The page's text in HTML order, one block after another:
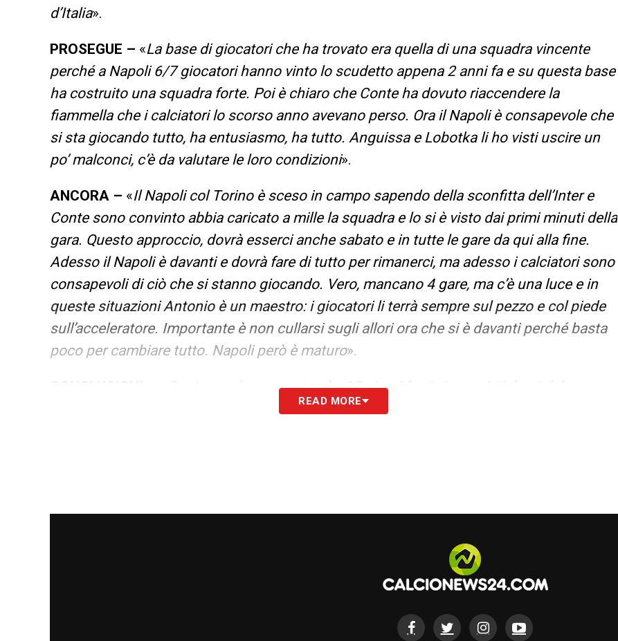
d’Italia».
PROSEGUE – «La base di giocatori che ha trovato era quella di una squadra vincente
perché a Napoli 6/7 giocatori hanno vinto lo scudetto appena 2 anni fa e su questa base
ha costruito una squadra forte. Poi è chiaro che Conte ha dovuto riaccendere la
fiammella che i calciatori lo scorso anno avevano perso. Ora il Napoli è consapevole che
si sta giocando tutto, ha entusiasmo, ha tutto. Anguissa e Lobotka li ho visti uscire un
po’ malconci, c’è da valutare le loro condizioni».
ANCORA – «Il Napoli col Torino è sceso in campo sapendo della sconfitta dell’Inter e
Conte sono convinto abbia caricato a mille la squadra e lo si è visto dai primi minuti della
gara. Questo approccio, dovrà esserci anche sabato e in tutte le gare da qui alla fine.
Adesso il Napoli è davanti e dovrà fare di tutto per rimanerci, ma adesso i calciatori sono
consapevoli di ciò che si stanno giocando. Vero, mancano 4 gare, ma c’è una luce e in
queste situazioni Antonio è un maestro: i giocatori li terrà sempre sul pezzo e col piede
sull’acceleratore. Importante è non cullarsi sugli allori ora che si è davanti perché basta
poco per cambiare tutto. Napoli però è maturo».
Conte non lo sto sentendo, 15 giorni fa ci siamo visti, fuori dal campo
è un’altra persona, soprattutto quando la squadra va bene, quando invece le cose non
READ MORE